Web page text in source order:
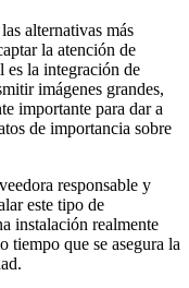
alternativas más
la atención de
es la integración de
imágenes grandes,
importante para dar a
de importancia sobre
responsable y
este tipo de
instalación realmente
tiempo que se asegura la